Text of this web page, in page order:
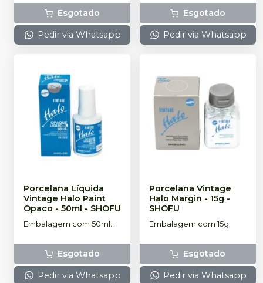
Esgotado
Pedir via Whatsapp
Esgotado
Pedir via Whatsapp
Porcelana Líquida
Vintage Halo Paint
Opaco - 50ml - SHOFU
Embalagem com 50ml..
Esgotado
Pedir via Whatsapp
Porcelana Vintage
Halo Margin - 15g -
SHOFU
Embalagem com 15g.
Esgotado
Pedir via Whatsapp